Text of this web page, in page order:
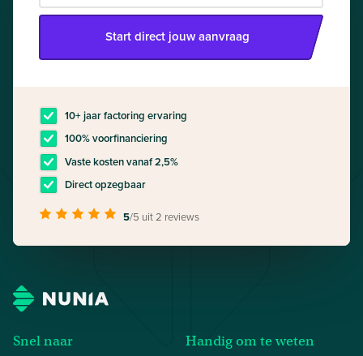
Start direct jouw aanvraag
10+ jaar factoring ervaring
100% voorfinanciering
Vaste kosten vanaf 2,5%
Direct opzegbaar
5/5 uit 2 reviews
Snel naar Handig om te weten